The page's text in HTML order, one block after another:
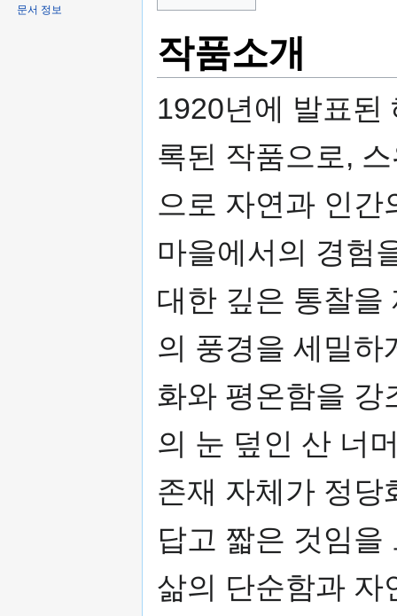
작품소개
1920년에 발표된
록된 작품으로,
으로 자연과 인간
마을에서의 경험
대한 깊은 통찰을
의 풍경을 세밀하
화와 평온함을 강
의 눈 덮인 산 너
존재 자체가 정당
답고 짧은 것임
삶의 단순함과 자
문서 정보